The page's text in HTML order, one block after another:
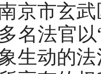
市玄武
名法官
生动的